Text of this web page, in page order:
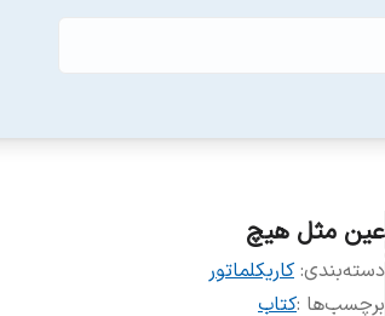
عین مثل هیچ
دسته‌بندی: کاریکلماتور
برچسب‌ها :کتاب